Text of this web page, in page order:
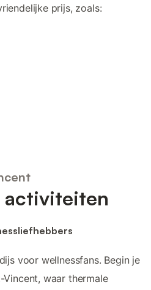
prijs, zoals:
activiteiten
voor wellnessfans. Begin je
waar thermale